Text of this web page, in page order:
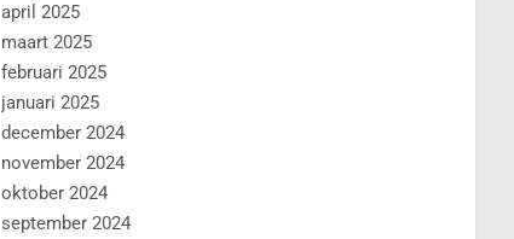
april 2025
maart 2025
februari 2025
januari 2025
december 2024
november 2024
oktober 2024
september 2024